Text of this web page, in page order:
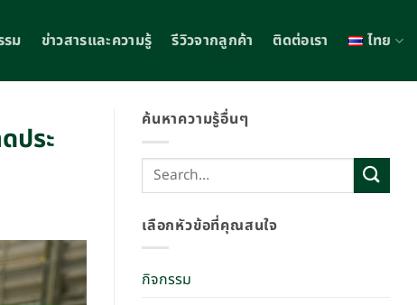
รม ข่าวสารและความรู้ รีวิวจากลูกค้า ติดต่อเรา ไทย
ประ
ค้นหาความรู้อื่นๆ
เลือกหัวข้อที่คุณสนใจ
กิจกรรม